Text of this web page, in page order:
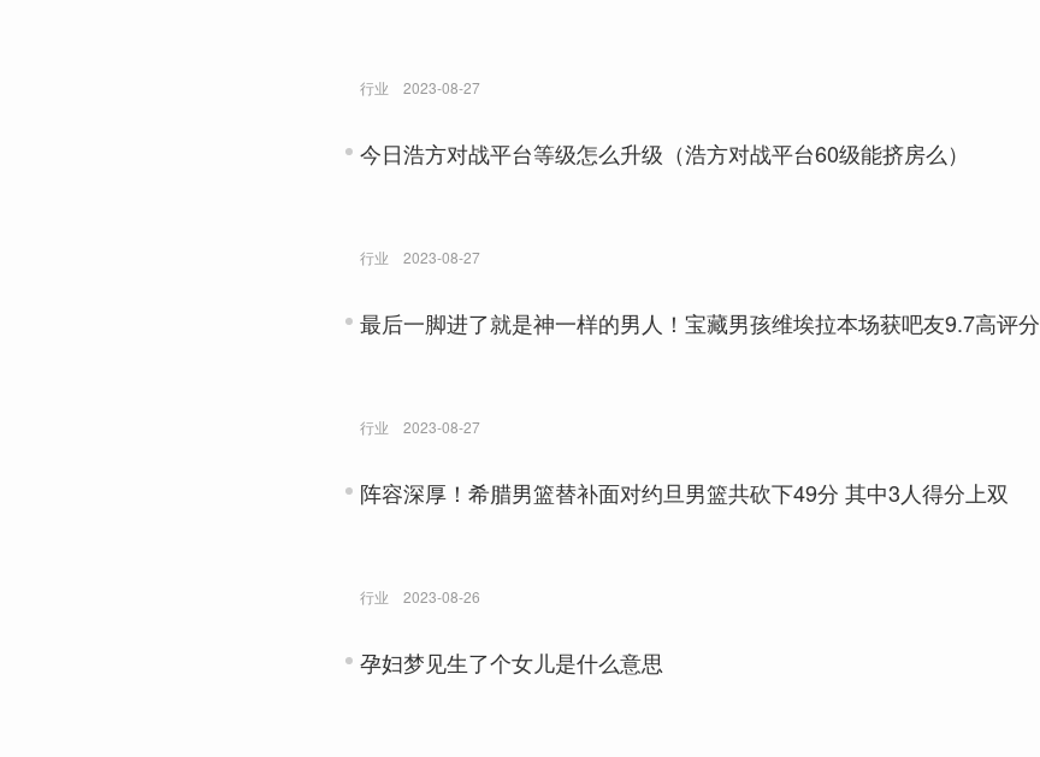
行业 2023-08-27
今日浩方对战平台等级怎么升级（浩方对战平台60级能挤房么）
行业 2023-08-27
最后一脚进了就是神一样的男人！宝藏男孩维埃拉本场获吧友9.7高评分
行业 2023-08-27
阵容深厚！希腊男篮替补面对约旦男篮共砍下49分 其中3人得分上双
行业 2023-08-26
孕妇梦见生了个女儿是什么意思